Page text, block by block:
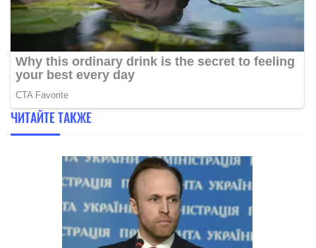
ЧИТАЙТЕ ТАКЖЕ